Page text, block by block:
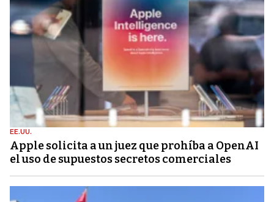
EE.UU.
Apple solicita a un juez que prohíba a OpenAI
el uso de supuestos secretos comerciales